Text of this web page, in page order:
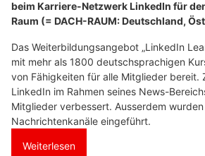
beim Karriere-Netzwerk LinkedIn für
Raum (= DACH-RAUM: Deutschland,
Das Weiterbildungsangebot „LinkedIn
mit mehr als 1800 deutschsprachigen
von Fähigkeiten für alle Mitglieder bereit.
LinkedIn im Rahmen seines News-
Mitglieder verbessert. Ausserdem
Nachrichtenkanäle eingeführt.
Weiterlesen